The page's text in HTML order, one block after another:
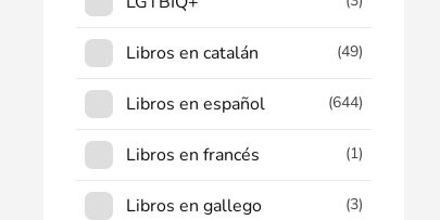
Libros en catalán (49)
Libros en español (644)
Libros en francés (1)
Libros en gallego (3)